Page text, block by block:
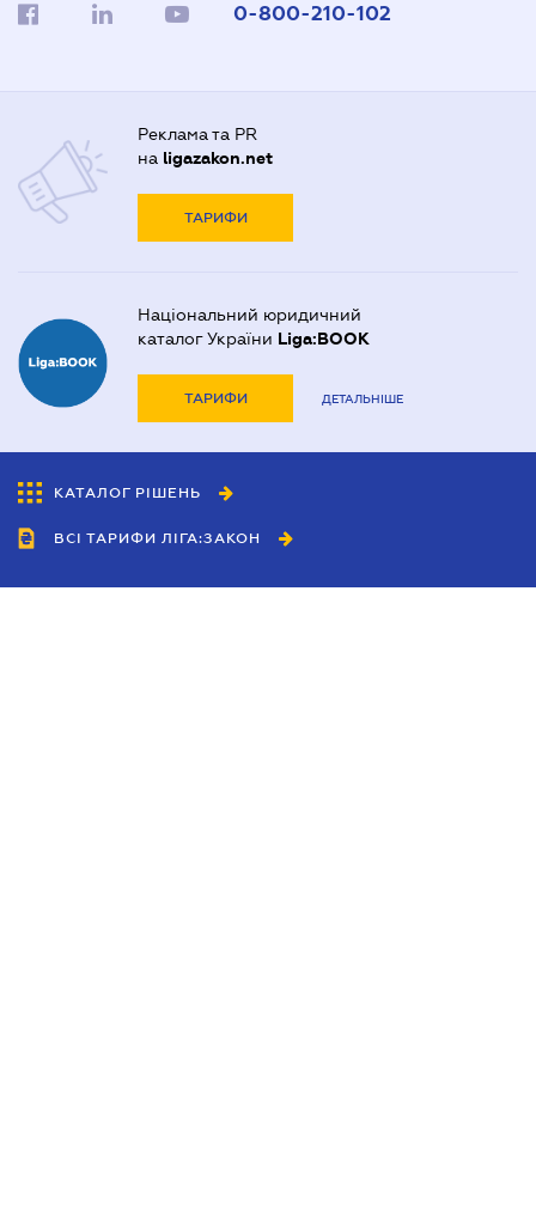
0-800-210-102
Реклама та PR
на ligazakon.net
ТАРИФИ
Національний юридичний
каталог України Liga:BOOK
ТАРИФИ ДЕТАЛЬНІШЕ
КАТАЛОГ РІШЕНЬ
ВСІ ТАРИФИ ЛІГА:ЗАКОН